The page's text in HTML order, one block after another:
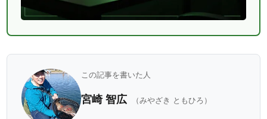
この記事を書いた人
宮崎 智広 （みやざき ともひろ）